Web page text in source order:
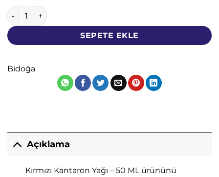
Kırmızı Kantaron Yağı - 50 ML - Bidoğa adet
SEPETE EKLE
Bidoğa
Açıklama
Kırmızı Kantaron Yağı – 50 ML ürününü